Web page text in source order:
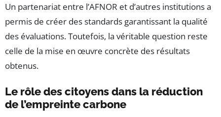
Un partenariat entre l’AFNOR et d’autres institutions a
permis de créer des standards garantissant la qualité
des évaluations. Toutefois, la véritable question reste
celle de la mise en œuvre concrète des résultats
obtenus.
Le rôle des citoyens dans la réduction
de l’empreinte carbone